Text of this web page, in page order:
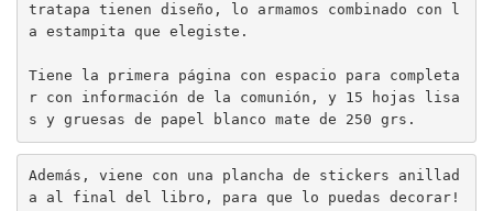
tratapa tienen diseño, lo armamos combinado con l
a estampita que elegiste.
Tiene la primera página con espacio para completa
r con información de la comunión, y 15 hojas lisa
Además, viene con una plancha de stickers anillad
a al final del libro, para que lo puedas decorar!